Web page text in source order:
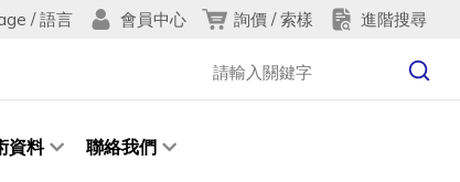
/ 語言 會員中心 詢價 / 索樣 進階搜尋
資料 聯絡我們